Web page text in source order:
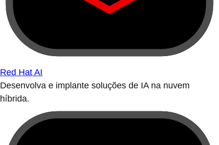
Red Hat AI
Desenvolva e implante soluções de IA na nuvem
híbrida.